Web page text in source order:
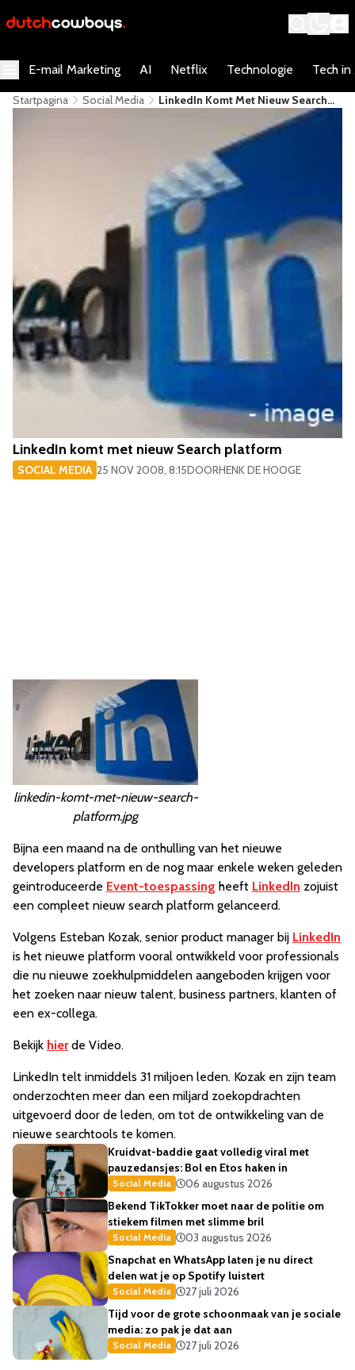
E-mail Marketing AI Netflix Technologie Tech in
Startpagina Social Media
LinkedIn Komt Met Nieuw Search
LinkedIn komt met nieuw Search platform
SOCIAL MEDIA 25 NOV 2008, 8:15DOORHENK DE HOOGE
linkedin-komt-met-nieuw-search-
platform.jpg
Bijna een maand na de onthulling van het nieuwe
developers platform en de nog maar enkele weken geleden
geintroduceerde Event-toespassing heeft LinkedIn zojuist
een compleet nieuw search platform gelanceerd.
Volgens Esteban Kozak, senior product manager bij LinkedIn
is het nieuwe platform vooral ontwikkeld voor professionals
die nu nieuwe zoekhulpmiddelen aangeboden krijgen voor
het zoeken naar nieuw talent, business partners, klanten of
een ex-collega.
Bekijk hierde Video.
LinkedIn telt inmiddels 31 miljoen leden. Kozak en zijn team
onderzochten meer dan een miljard zoekopdrachten
uitgevoerd door de leden, om tot de ontwikkeling van de
nieuwe searchtools te komen.
Kruidvat-baddie gaat volledig viral met
pauzedansjes: Bol en Etos haken in
Social Media
06 augustus 2026
Bekend TikTokker moet naar de politie om
stiekem filmen met slimme bril
Social Media
03 augustus 2026
Snapchat en WhatsApp laten je nu direct
delen wat je op Spotify luistert
Social Media
27 juli 2026
Tijd voor de grote schoonmaak van je sociale
media: zo pak je dat aan
Social Media 27 juli 2026